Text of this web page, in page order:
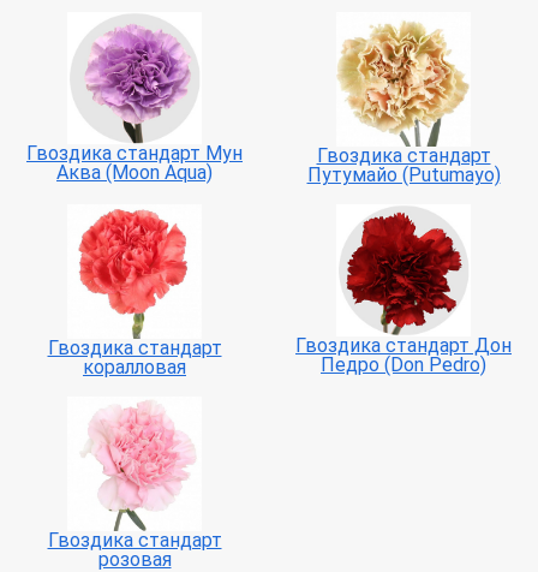
Гвоздика стандарт Мун
Аква (Moon Aqua)
Гвоздика стандарт
Путумайо (Putumayo)
Гвоздика стандарт
коралловая
Гвоздика стандарт Дон
Педро (Don Pedro)
Гвоздика стандарт
розовая